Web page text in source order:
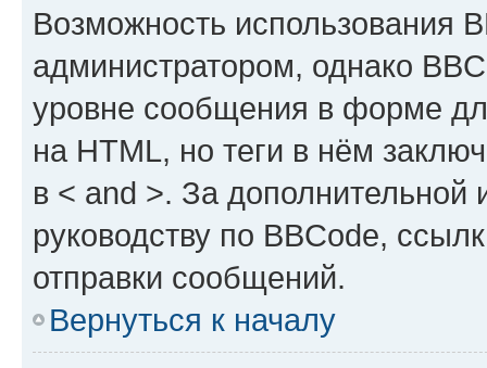
Возможность использования
администратором, однако
уровне сообщения в форме
на HTML, но теги в нём
в < and >. За
руководству по BBCode,
отправки сообщений.
Вернуться к началу